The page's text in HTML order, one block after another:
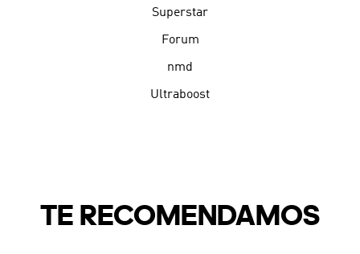
Superstar
Forum
nmd
Ultraboost
TE RECOMENDAMOS